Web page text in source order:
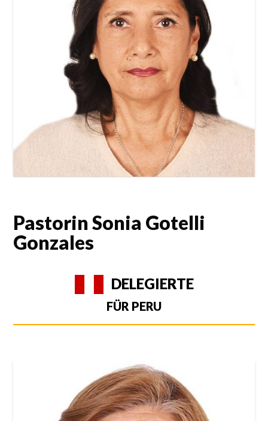
Pastorin Sonia Gotelli
Gonzales
DELEGIERTE
FÜR PERU